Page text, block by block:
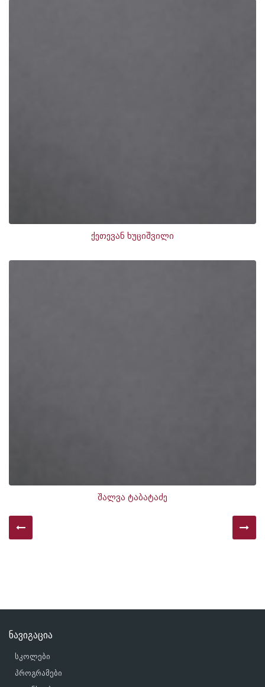
ქეთევან ხუციშვილი
შალვა ტაბატაძე
ნავიგაცია
სკოლები
პროგრამები